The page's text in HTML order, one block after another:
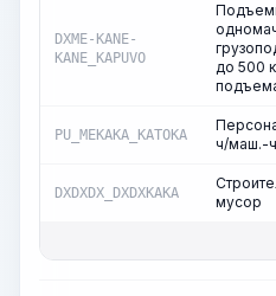
DXME-KANE-
KANE_KAPUVO
до 500
PU_MEKAKA_KATOKA
ч/маш.-ч
DXDXDX_DXDXKAKA
мусор